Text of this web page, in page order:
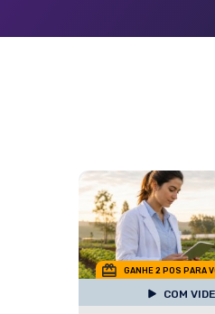
GANHE 2 POS PARA
COM